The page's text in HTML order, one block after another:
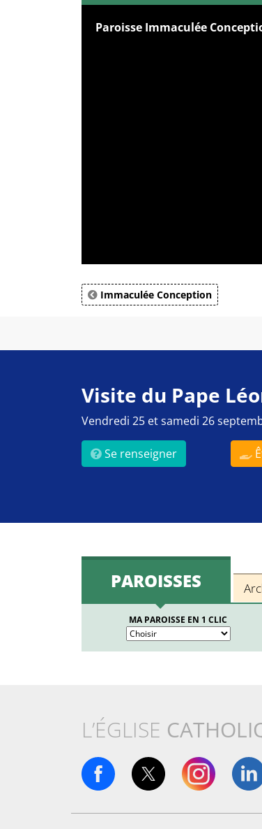
Paroisse Immaculée
Immaculée Conception
Visite du Pape
Vendredi 25 et samedi 26
Se renseigner
PAROISSES
MA PAROISSE EN 1 CLIC
L’ÉGLISE